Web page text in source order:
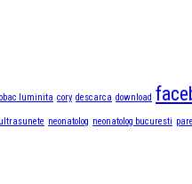
luminita cory descarca download
neonatolog neonatolog bucuresti